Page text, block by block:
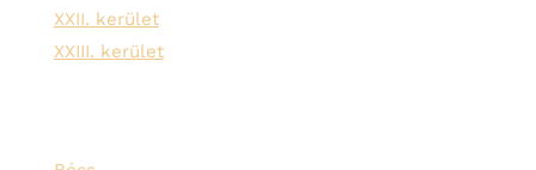
XXII. kerület
XXIII. kerület